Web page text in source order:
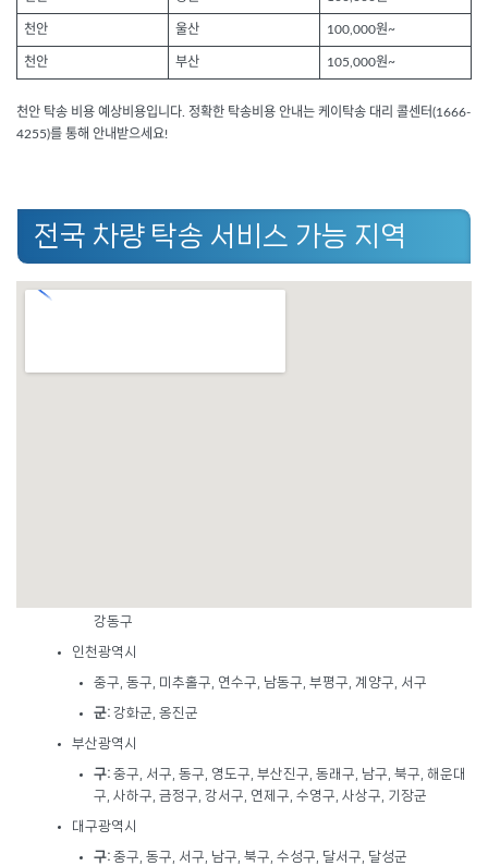
천안 울산 100,000원~
천안 부산 105,000원~
천안 탁송 비용 예상비용입니다. 정확한 탁송비용 안내는 케이탁송 대리 콜센터(1666-
4255)를 통해 안내받으세요!
전국 차량 탁송 서비스 가능 지역
강동구
인천광역시
중구, 동구, 미추홀구, 연수구, 남동구, 부평구, 계양구, 서구
군:강화군, 옹진군
부산광역시
구:중구, 서구, 동구, 영도구, 부산진구, 동래구, 남구, 북구, 해운대
구, 사하구, 금정구, 강서구, 연제구, 수영구, 사상구, 기장군
대구광역시
구:중구, 동구, 서구, 남구, 북구, 수성구, 달서구, 달성군